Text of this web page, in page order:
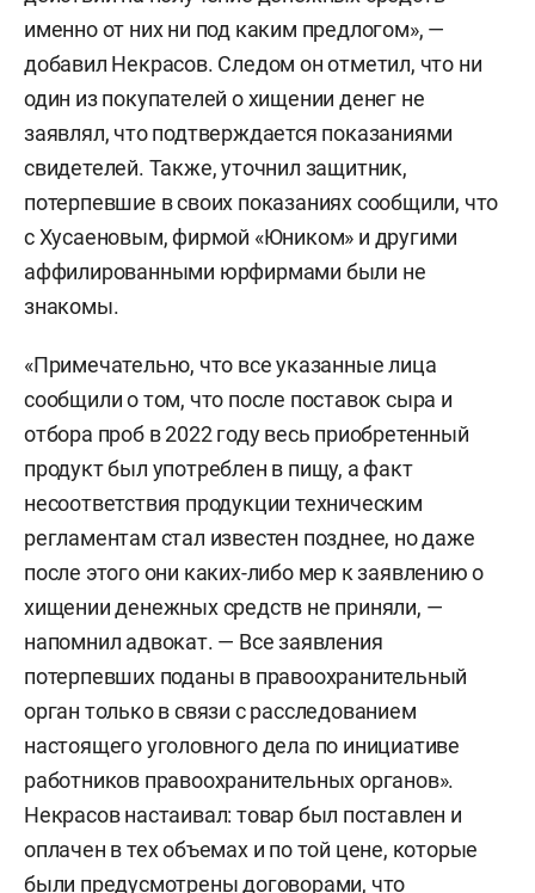
именно от них ни под каким предлогом», —
добавил Некрасов. Следом он отметил, что ни
один из покупателей о хищении денег не
заявлял, что подтверждается показаниями
свидетелей. Также, уточнил защитник,
потерпевшие в своих показаниях сообщили, что
с Хусаеновым, фирмой «Юником» и другими
аффилированными юрфирмами были не
знакомы.
«Примечательно, что все указанные лица
сообщили о том, что после поставок сыра и
отбора проб в 2022 году весь приобретенный
продукт был употреблен в пищу, а факт
несоответствия продукции техническим
регламентам стал известен позднее, но даже
после этого они каких-либо мер к заявлению о
хищении денежных средств не приняли, —
напомнил адвокат. — Все заявления
потерпевших поданы в правоохранительный
орган только в связи с расследованием
настоящего уголовного дела по инициативе
работников правоохранительных органов».
Некрасов настаивал: товар был поставлен и
оплачен в тех объемах и по той цене, которые
были предусмотрены договорами, что